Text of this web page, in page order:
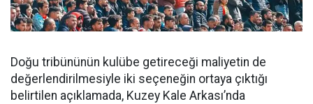
Doğu tribününün kulübe getireceği maliyetin de
değerlendirilmesiyle iki seçeneğin ortaya çıktığı
belirtilen açıklamada, Kuzey Kale Arkası’nda